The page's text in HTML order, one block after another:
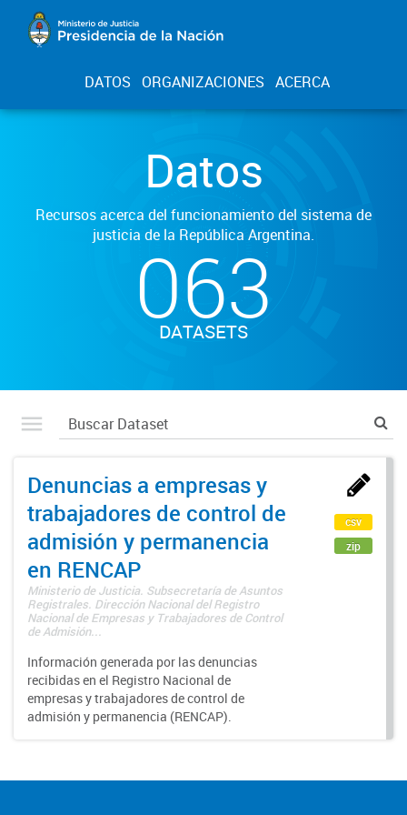
DATOS ORGANIZACIONES ACERCA
Datos
Recursos acerca del funcionamiento del sistema de
justicia de la República Argentina.
063
DATASETS
Denuncias a empresas y
trabajadores de control de
admisión y permanencia
en RENCAP
Ministerio de Justicia. Subsecretaría de Asuntos
Registrales. Dirección Nacional del Registro
Nacional de Empresas y Trabajadores de Control
de Admisión...
Información generada por las denuncias
recibidas en el Registro Nacional de
empresas y trabajadores de control de
admisión y permanencia (RENCAP).
csv
zip